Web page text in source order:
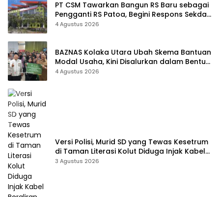
PT CSM Tawarkan Bangun RS Baru sebagai
Pengganti RS Patoa, Begini Respons Sekda
Kolut
4 Agustus 2026
BAZNAS Kolaka Utara Ubah Skema Bantuan
Modal Usaha, Kini Disalurkan dalam Bentuk
Barang Senilai Rp419,5 Juta
4 Agustus 2026
Versi Polisi, Murid SD yang Tewas Kesetrum
di Taman Literasi Kolut Diduga Injak Kabel
Beraliran Listrik
3 Agustus 2026